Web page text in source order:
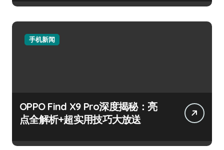
手机新闻
OPPO Find X9 Pro深度揭秘：亮
点全解析+超实用技巧大放送